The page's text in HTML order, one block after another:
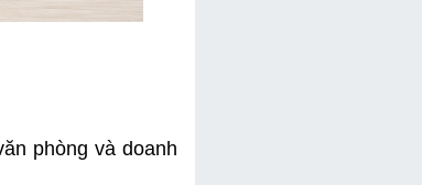
phòng và doanh